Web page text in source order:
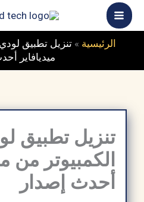
الرئيسية»تنزيل تطبيق لودي
ميديافاير
تنزيل تطبيق
الكمبيوتر من
أحدث إصدار